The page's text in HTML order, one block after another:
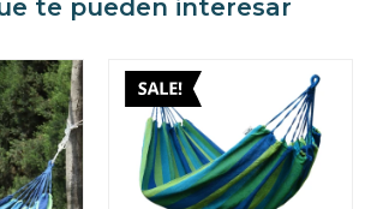
te pueden interesar